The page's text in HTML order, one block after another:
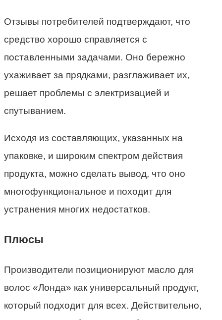
Отзывы потребителей подтверждают, что
средство хорошо справляется с
поставленными задачами. Оно бережно
ухаживает за прядками, разглаживает их,
решает проблемы с электризацией и
спутыванием.
Исходя из составляющих, указанных на
упаковке, и широким спектром действия
продукта, можно сделать вывод, что оно
многофункциональное и походит для
устранения многих недостатков.
Плюсы
Производители позиционируют масло для
волос «Лонда» как универсальный продукт,
который подходит для всех. Действительно,